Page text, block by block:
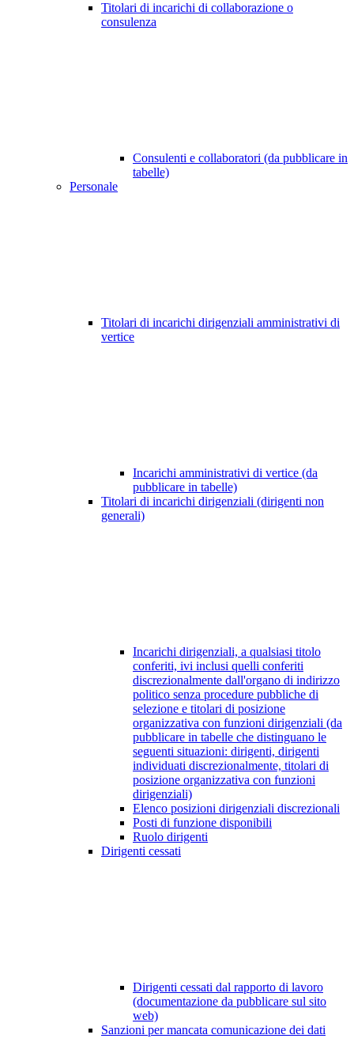
Titolari di incarichi di collaborazione o
consulenza
Consulenti e collaboratori (da pubblicare in
tabelle)
Personale
Titolari di incarichi dirigenziali amministrativi di
vertice
Incarichi amministrativi di vertice (da
pubblicare in tabelle)
Titolari di incarichi dirigenziali (dirigenti non
generali)
Incarichi dirigenziali, a qualsiasi titolo
conferiti, ivi inclusi quelli conferiti
discrezionalmente dall'organo di indirizzo
politico senza procedure pubbliche di
selezione e titolari di posizione
organizzativa con funzioni dirigenziali (da
pubblicare in tabelle che distinguano le
seguenti situazioni: dirigenti, dirigenti
individuati discrezionalmente, titolari di
posizione organizzativa con funzioni
dirigenziali)
Elenco posizioni dirigenziali discrezionali
Posti di funzione disponibili
Ruolo dirigenti
Dirigenti cessati
Dirigenti cessati dal rapporto di lavoro
(documentazione da pubblicare sul sito
web)
Sanzioni per mancata comunicazione dei dati